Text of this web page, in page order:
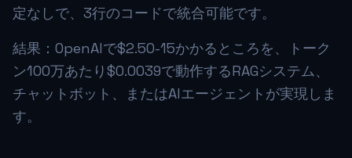
定なしで、3行のコードで統合可能です。
結果：OpenAIで$2.50-15かかるところを、トーク
ン100万あたり$0.0039で動作するRAGシステム、
チャットボット、またはAIエージェントが実現しま
す。